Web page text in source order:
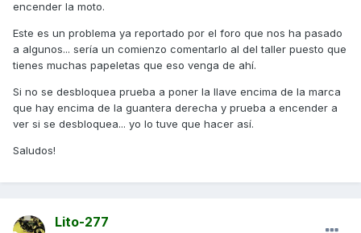
encender la moto.
Este es un problema ya reportado por el foro que nos ha pasado
a algunos... sería un comienzo comentarlo al del taller puesto que
tienes muchas papeletas que eso venga de ahí.
Si no se desbloquea prueba a poner la llave encima de la marca
que hay encima de la guantera derecha y prueba a encender a
ver si se desbloquea... yo lo tuve que hacer así.
Saludos!
Lito-277